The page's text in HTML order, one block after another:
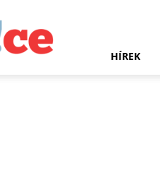
HÍREK